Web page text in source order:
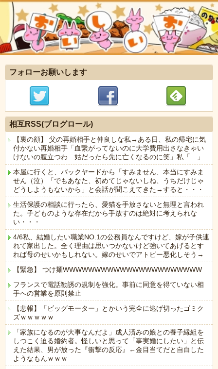
フォローお願いします
相互RSS(ブログロール)
【裏の顔】 父の再婚相手と仲良しな私→ある日、私の帰宅に気
付かない再婚相手「血繋がってないのに大学費用出さなきゃい
けないの腹立つわ…姑だったら先に亡くなるのに笑」私「…」
本屋に行くと、バックヤードから「すみません、本当にすみま
せん（泣）「でもあなた、初めてじゃないしね、うちだけじゃ
どうしようもないから」と会話が聞こえてきた→すると・・・
生活保護の相談に行ったら、愛猫を手放さないと無理と言われ
た。子どものような存在だから手放すのは絶対に考えられな
い・・・
4/6私、結婚したい職業NO.1の公務員なんですけど、嫁が子供連
れて家出した。全く理由は思いつかないけど強いてあげるとす
れば母のせいかもしれない。嫁のせいでアトピー悪化しそう→
【緊急】 つけ麺WWWWWWWWWWWWWWWWWWWWWW
フランスで電話勧誘の規制を強化。事前に同意を得ていない相
手への営業を原則禁止
【悲報】「ビッグモーター」とかいう完全に逃げ切ったゴミク
ズｗｗｗｗｗ
「家族になるのが大事なんだよ」成人済みの娘との養子縁組を
しつこく迫る婚約者。怪しいと思って「事実婚にしたい」と伝
えた結果、男が放った『衝撃の反応』←金目当てだと自白した
ようなもんｗｗｗ